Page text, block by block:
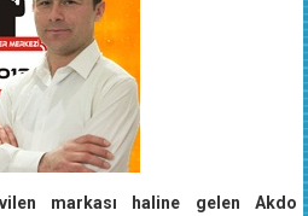
markası haline gelen Akdo